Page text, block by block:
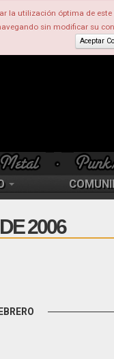
la utilización óptima de
sin modificar su
Aceptar
2006